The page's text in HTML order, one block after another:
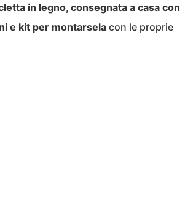
in legno, consegnata a casa con
e kit per montarsela con le proprie